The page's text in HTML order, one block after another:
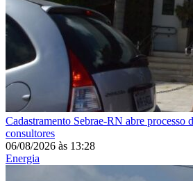
Cadastramento Sebrae-RN abre processo
consultores
06/08/2026 às 13:28
Energia